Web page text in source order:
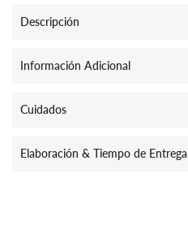
Descripción
Información Adicional
Cuidados
Elaboración & Tiempo de Entrega